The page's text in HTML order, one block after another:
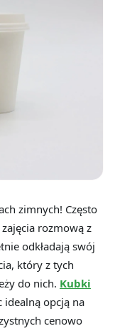
zimnych! Często
rozmową z
odkładają swój
który z tych
do nich. Kubki
idealną opcją na
cenowo